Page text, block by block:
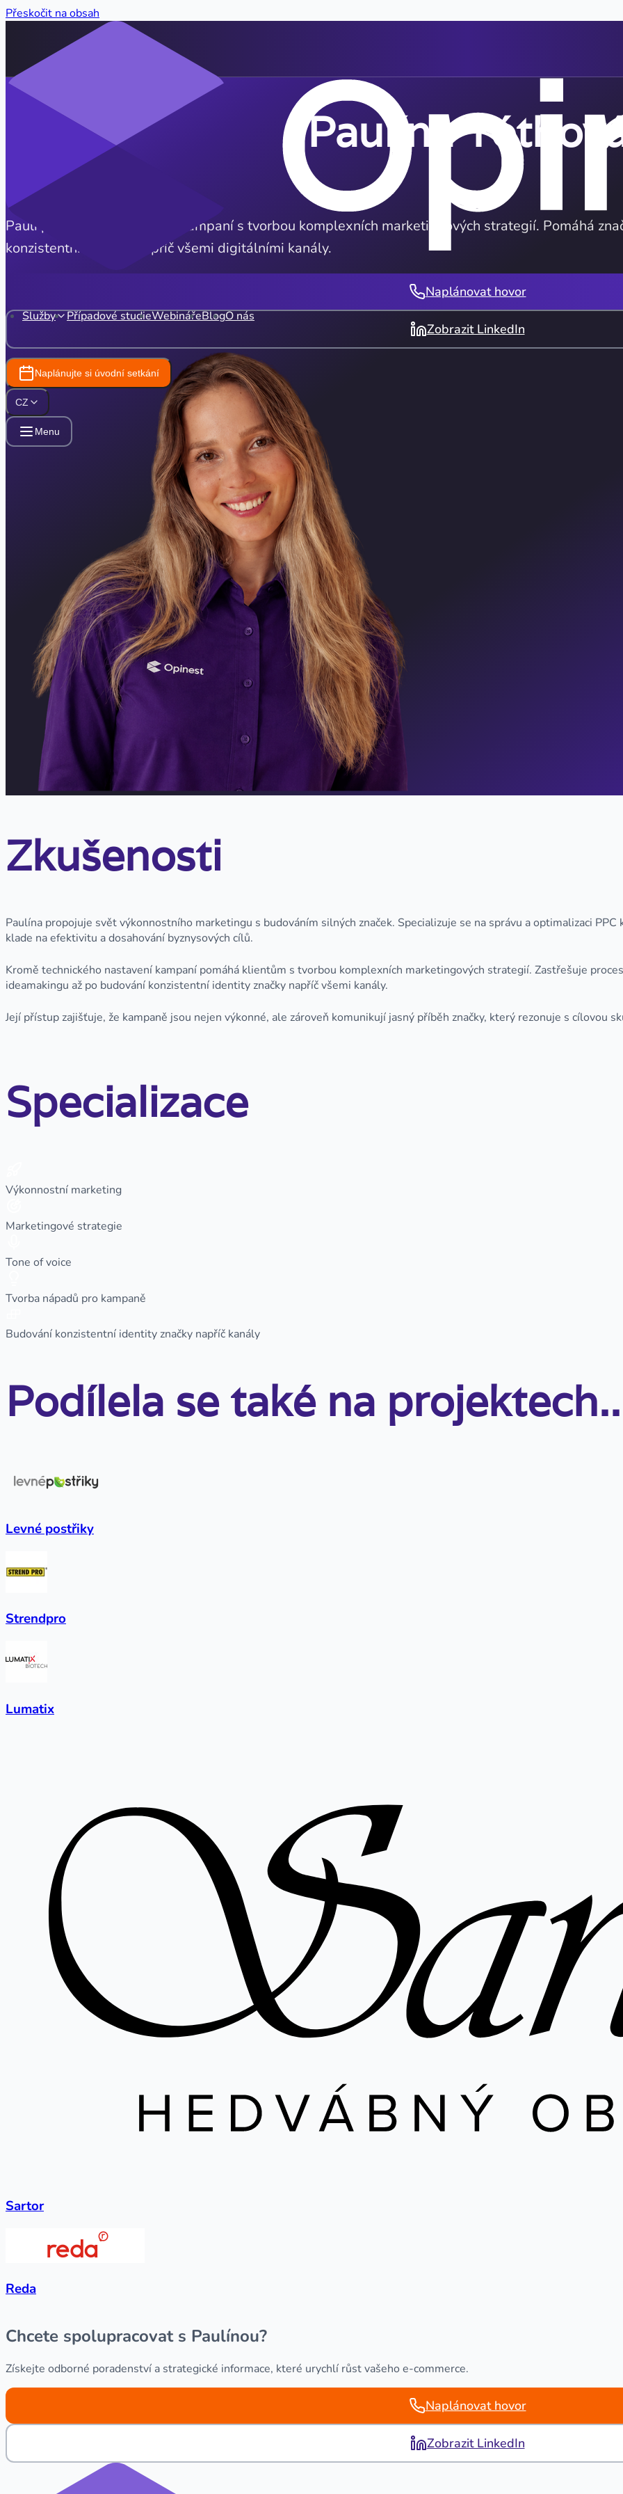
Přeskočit na obsah
Služby Případové studieWebinářeBlogO nás
Naplánujte si úvodní setkání
CZ
Menu
Paulína
PPC & Brand Strategy Consultant
Pauli propojuje správu PPC kampaní s tvorbou komplexních marketingových strategií. Pomáhá
konzistentní identitu napříč všemi digitálními kanály.
Naplánovat hovor
Zobrazit LinkedIn
Zkušenosti
Paulína propojuje svět výkonnostního marketingu s budováním silných značek. Specializuje se na správu a optimalizaci
klade na efektivitu a dosahování byznysových cílů.
Kromě technického nastavení kampaní pomáhá klientům s tvorbou komplexních marketingových strategií. Zastřešuje
ideamakingu až po budování konzistentní identity značky napříč všemi kanály.
Její přístup zajišťuje, že kampaně jsou nejen výkonné, ale zároveň komunikují jasný příběh značky, který rezonuje s cílovou
Specializace
Výkonnostní marketing
Marketingové strategie
Tone of voice
Tvorba nápadů pro kampaně
Budování konzistentní identity značky napříč kanály
Podílela se také na
Levné postřiky
Strendpro
Lumatix
Sartor
Reda
Chcete spolupracovat s Paulínou?
Získejte odborné poradenství a strategické informace, které urychlí růst vašeho e-commerce.
Naplánovat hovor
Zobrazit LinkedIn